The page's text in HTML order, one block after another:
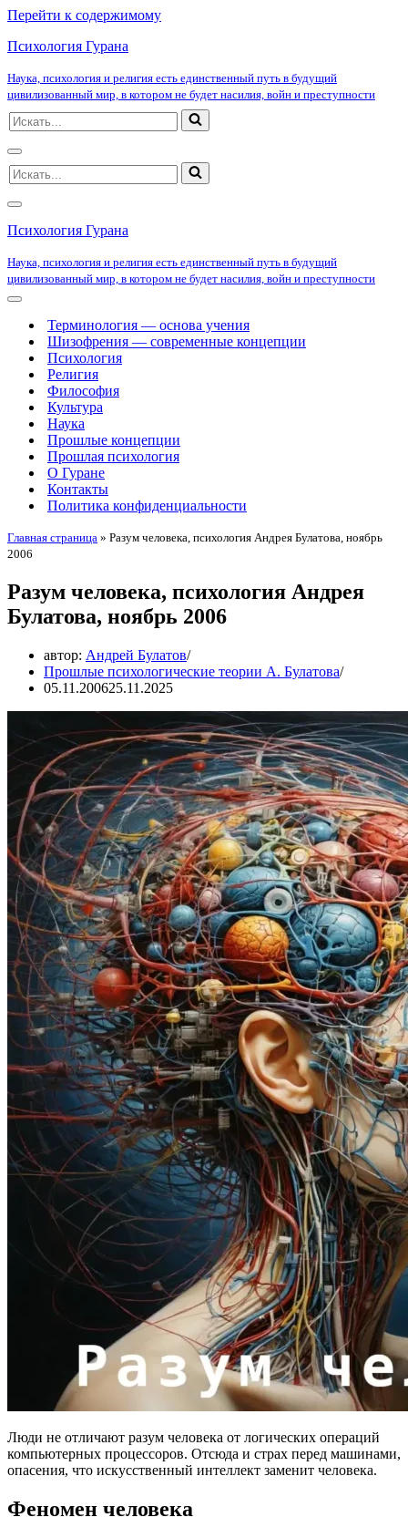
Перейти к содержимому
Психология Гурана
Наука, психология и религия есть единственный путь в будущий
цивилизованный мир, в котором не будет насилия, войн и преступности
Искать...
Меню
навигации
Искать...
Меню
навигации
Психология Гурана
Наука, психология и религия есть единственный путь в будущий
цивилизованный мир, в котором не будет насилия, войн и преступности
Меню
навигацииТерминология — основа учения
Шизофрения — современные концепции
Психология
Религия
Философия
Культура
Наука
Прошлые концепции
Прошлая психология
О Гуране
Контакты
Политика конфиденциальности
Главная страница » Разум человека, психология Андрея Булатова, ноябрь
2006
Разум человека, психология Андрея
Булатова, ноябрь 2006
автор: Андрей Булатов
Прошлые психологические теории А. Булатова
05.11.200625.11.2025
Люди не отличают разум человека от логических операций
компьютерных процессоров. Отсюда и страх перед машинами,
опасения, что искусственный интеллект заменит человека.
Феномен человека